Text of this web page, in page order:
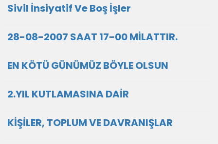
Sivil İnsiyatif Ve Boş İşler
28-08-2007 SAAT 17-00 MİLATTIR.
EN KÖTÜ GÜNÜMÜZ BÖYLE OLSUN
2.YIL KUTLAMASINA DAİR
KİŞİLER, TOPLUM VE DAVRANIŞLAR